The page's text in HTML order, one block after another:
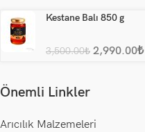
Kestane Balı 850 g
3,500.00₺ 2,990.00₺
Önemli Linkler
Arıcılık Malzemeleri